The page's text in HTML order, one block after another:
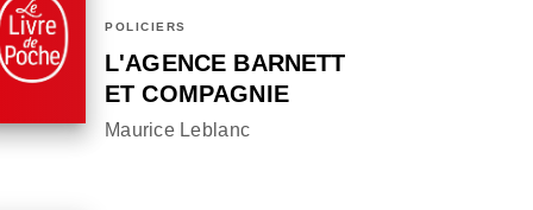
POLICIERS
L'AGENCE BARNETT
ET COMPAGNIE
Maurice Leblanc